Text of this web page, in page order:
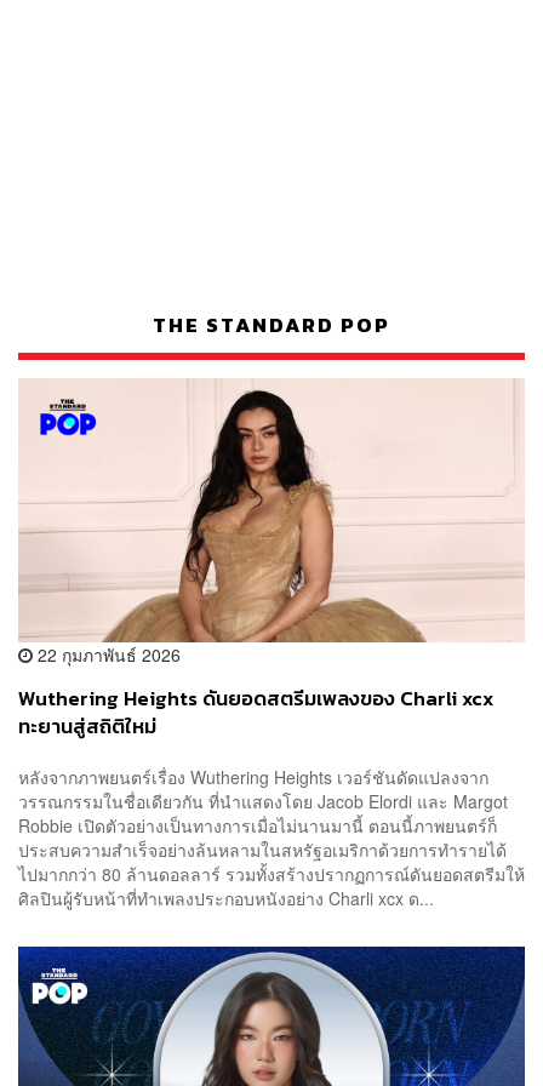
THE STANDARD POP
22 กุมภาพันธ์ 2026
Wuthering Heights ดันยอดสตรีมเพลงของ Charli xcx
ทะยานสู่สถิติใหม่
หลังจากภาพยนตร์เรื่อง Wuthering Heights เวอร์ชันดัดแปลงจาก
วรรณกรรมในชื่อเดียวกัน ที่นำแสดงโดย Jacob Elordi และ Margot
Robbie เปิดตัวอย่างเป็นทางการเมื่อไม่นานมานี้ ตอนนี้ภาพยนตร์ก็
ประสบความสำเร็จอย่างล้นหลามในสหรัฐอเมริกาด้วยการทำรายได้
ไปมากกว่า 80 ล้านดอลลาร์ รวมทั้งสร้างปรากฏการณ์ดันยอดสตรีมให้
ศิลปินผู้รับหน้าที่ทำเพลงประกอบหนังอย่าง Charli xcx ด...